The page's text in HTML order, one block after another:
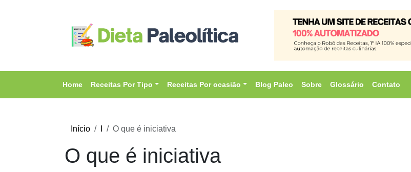
Home Receitas Por Tipo Receitas Por ocasião Blog Paleo Sobre Glossário Contato
Início O que é iniciativa
O que é iniciativa